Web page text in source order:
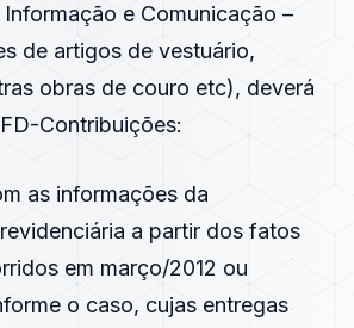
e Comunicação –
de artigos de vestuário,
obras de couro etc), deverá
Contribuições:
as informações da
a partir dos fatos
em março/2012 ou
o caso, cujas entregas